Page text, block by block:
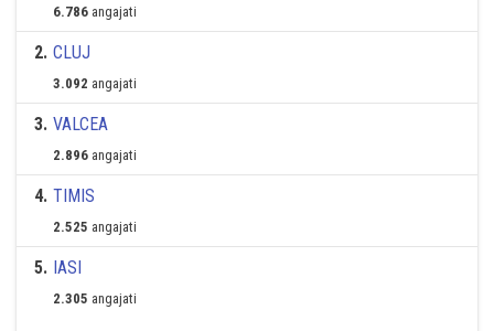
6.786 angajati
2. CLUJ
3.092 angajati
3. VALCEA
2.896 angajati
4. TIMIS
2.525 angajati
5. IASI
2.305 angajati